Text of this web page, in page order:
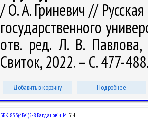
/ О. А. Гриневич //
государственного
отв. ред. Л. В.
Свиток, 2022. – С. 477-
Добавить в корзину Подробнее
ББК 83.3(4Беі)5-8 Багдановіч М.Б14